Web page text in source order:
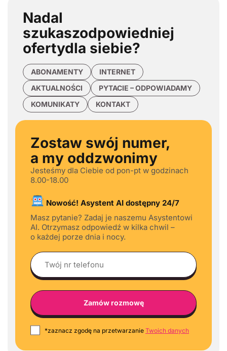
Nadal
szukaszodpowiedniej
ofertydla siebie?
ABONAMENTY
INTERNET
AKTUALNOŚCI
PYTACIE – ODPOWIADAMY
KOMUNIKATY
KONTAKT
Zostaw swój numer,
a my oddzwonimy
Jesteśmy dla Ciebie od pon-pt w godzinach
8.00-18.00
Nowość! Asystent AI dostępny 24/7
Masz pytanie? Zadaj je naszemu Asystentowi
AI. Otrzymasz odpowiedź w kilka chwil –
o każdej porze dnia i nocy.
*zaznacz zgodę na przetwarzanie Twoich danych